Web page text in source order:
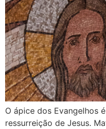
O ápice dos Evangelhos
ressurreição de Jesus.